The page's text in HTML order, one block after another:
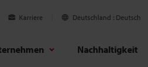
Karriere Deutschland Deutsch
Nachhaltigkeit